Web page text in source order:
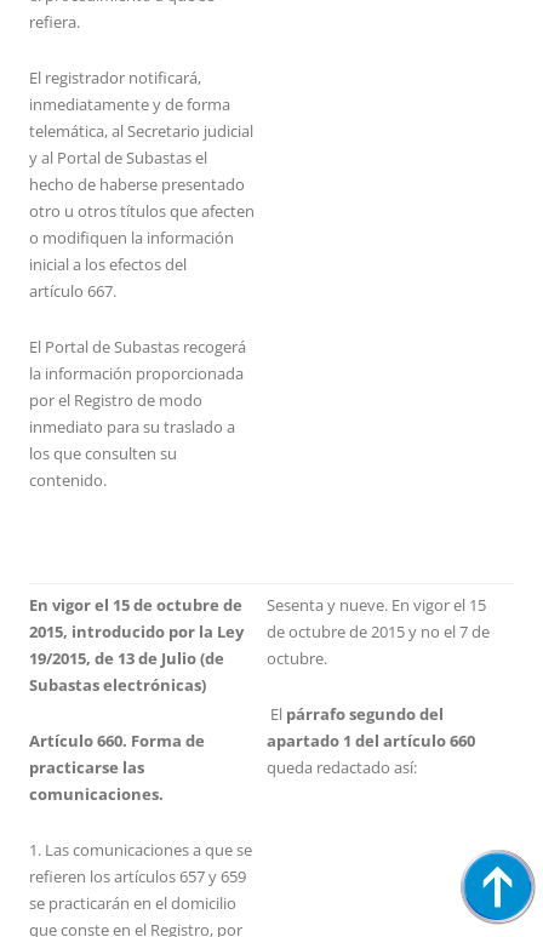
refiera.
El registrador notificará,
inmediatamente y de forma
telemática, al Secretario judicial
y al Portal de Subastas el
hecho de haberse presentado
otro u otros títulos que afecten
o modifiquen la información
inicial a los efectos del
artículo 667.
El Portal de Subastas recogerá
la información proporcionada
por el Registro de modo
inmediato para su traslado a
los que consulten su
contenido.
En vigor el 15 de octubre de
2015, introducido por la Ley
19/2015, de 13 de Julio (de
Subastas electrónicas)
Artículo 660. Forma de
practicarse las
comunicaciones.
1. Las comunicaciones a que se
refieren los artículos 657 y 659
se practicarán en el domicilio
que conste en el Registro, por
Sesenta y nueve. En vigor el 15
de octubre de 2015 y no el 7 de
octubre.
El párrafo segundo del
apartado 1 del artículo 660
queda redactado así: